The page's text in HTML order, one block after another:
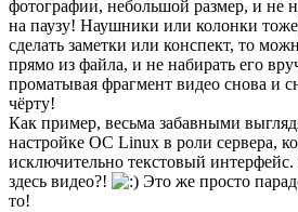
фотографии, небольшой размер, и не
на паузу! Наушники или колонки
сделать заметки или конспект, то
прямо из файла, и не набирать его
проматывая фрагмент видео снова и
чёрту!
Как пример, весьма забавными
настройке ОС Linux в роли сервера,
исключительно текстовый
здесь видео?!
Это же просто
то!